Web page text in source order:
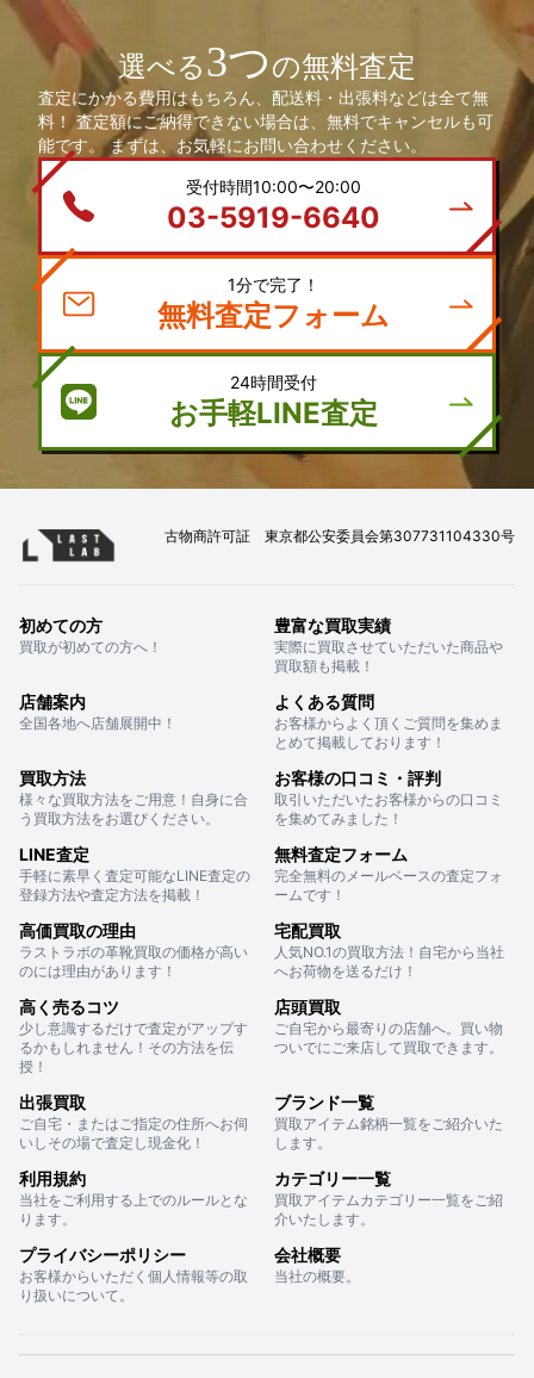
選べる3つの無料査定
査定にかかる費用はもちろん、配送料・出張料などは全て無
料！ 査定額にご納得できない場合は、無料でキャンセルも可
能です。 まずは、お気軽にお問い合わせください。
03-5919-6640
1分で完了！
無料査定フォーム
24時間受付
お手軽LINE査定
古物商許可証 東京都公安委員会第307731104330号
初めての方
買取が初めての方へ！
豊富な買取実績
実際に買取させていただいた商品や
買取額も掲載！
店舗案内
全国各地へ店舗展開中！
よくある質問
お客様からよく頂くご質問を集めま
とめて掲載しております！
買取方法
様々な買取方法をご用意！自身に合
う買取方法をお選びください。
お客様の口コミ・評判
取引いただいたお客様からの口コミ
を集めてみました！
LINE査定
手軽に素早く査定可能なLINE査定の
登録方法や査定方法を掲載！
無料査定フォーム
完全無料のメールベースの査定フォ
ームです！
高価買取の理由
ラストラボの革靴買取の価格が高い
のには理由があります！
宅配買取
人気NO.1の買取方法！自宅から当社
へお荷物を送るだけ！
高く売るコツ
少し意識するだけで査定がアップす
るかもしれません！その方法を伝
授！
店頭買取
ご自宅から最寄りの店舗へ。買い物
ついでにご来店して買取できます。
出張買取
ご自宅・またはご指定の住所へお伺
いしその場で査定し現金化！
ブランド一覧
買取アイテム銘柄一覧をご紹介いた
します。
利用規約
当社をご利用する上でのルールとな
ります。
カテゴリー一覧
買取アイテムカテゴリー一覧をご紹
介いたします。
プライバシーポリシー
お客様からいただく個人情報等の取
り扱いについて。
会社概要
当社の概要。